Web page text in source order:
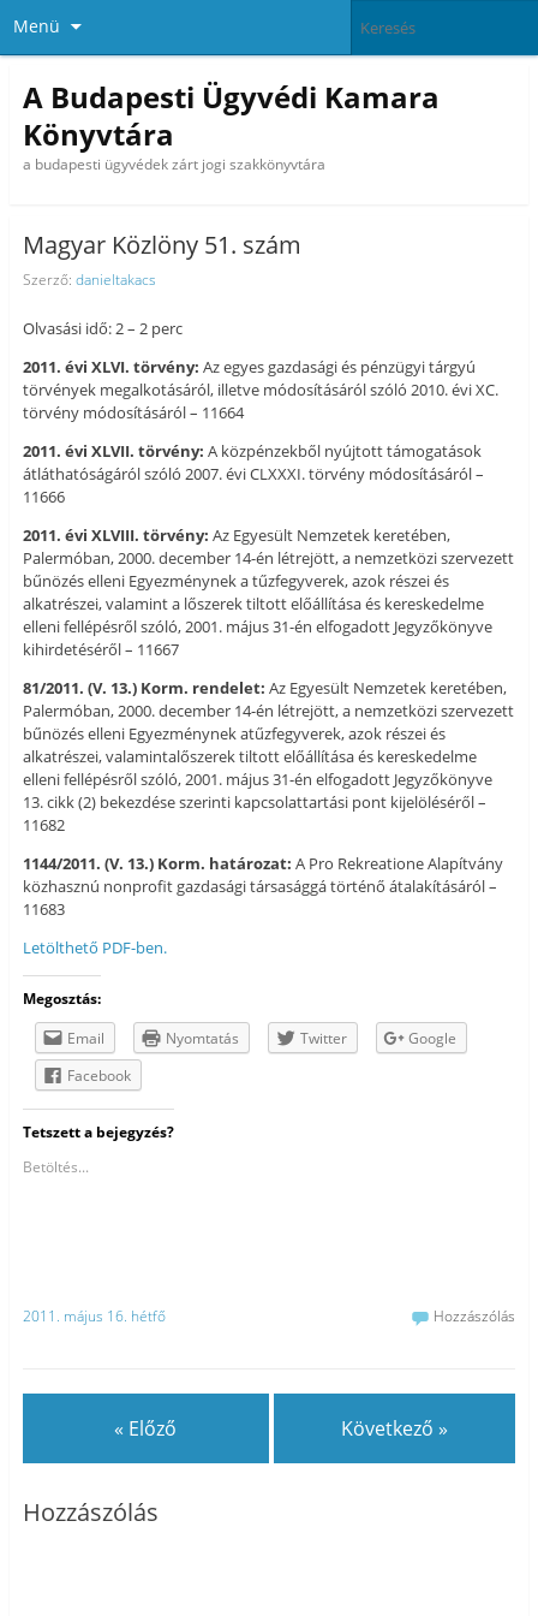
Menü
A Budapesti Ügyvédi Kamara
Könyvtára
a budapesti ügyvédek zárt jogi szakkönyvtára
Magyar Közlöny 51. szám
Szerző: danieltakacs
Olvasási idő: 2 – 2 perc
2011. évi XLVI. törvény: Az egyes gazdasági és pénzügyi tárgyú
törvények megalkotásáról, illetve módosításáról szóló 2010. évi XC.
törvény módosításáról – 11664
2011. évi XLVII. törvény: A közpénzekből nyújtott támogatások
átláthatóságáról szóló 2007. évi CLXXXI. törvény módosításáról –
11666
2011. évi XLVIII. törvény: Az Egyesült Nemzetek keretében,
Palermóban, 2000. december 14-én létrejött, a nemzetközi szervezett
bűnözés elleni Egyezménynek a tűzfegyverek, azok részei és
alkatrészei, valamint a lőszerek tiltott előállítása és kereskedelme
elleni fellépésről szóló, 2001. május 31-én elfogadott Jegyzőkönyve
kihirdetéséről – 11667
81/2011. (V. 13.) Korm. rendelet: Az Egyesült Nemzetek keretében,
Palermóban, 2000. december 14-én létrejött, a nemzetközi szervezett
bűnözés elleni Egyezménynek atűzfegyverek, azok részei és
alkatrészei, valamintalőszerek tiltott előállítása és kereskedelme
elleni fellépésről szóló, 2001. május 31-én elfogadott Jegyzőkönyve
13. cikk (2) bekezdése szerinti kapcsolattartási pont kijelöléséről –
11682
1144/2011. (V. 13.) Korm. határozat: A Pro Rekreatione Alapítvány
közhasznú nonprofit gazdasági társasággá történő átalakításáról –
11683
Letölthető PDF-ben.
Megosztás:
Email
Nyomtatás Twitter
Google
Facebook
Tetszett a bejegyzés?
Betöltés...
2011. május 16. hétfő Hozzászólás
« Előző Következő »
Hozzászólás